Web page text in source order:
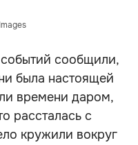
сообщили,
была настоящей
времени даром,
рассталась с
кружили вокруг